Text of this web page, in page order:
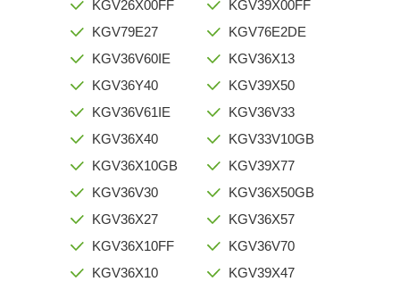
KGV26X00FF
KGV79E27
KGV36V60IE
KGV36Y40
KGV36V61IE
KGV36X40
KGV36X10GB
KGV36V30
KGV36X27
KGV36X10FF
KGV36X10
KGV39X00FF
KGV76E2DE
KGV36X13
KGV39X50
KGV36V33
KGV33V10GB
KGV39X77
KGV36X50GB
KGV36X57
KGV36V70
KGV39X47